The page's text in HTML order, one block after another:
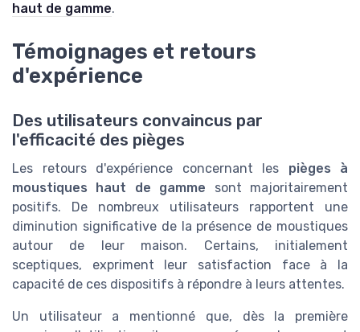
haut de gamme.
Témoignages et retours
d'expérience
Des utilisateurs convaincus par
l'efficacité des pièges
Les retours d'expérience concernant les pièges à
moustiques haut de gamme sont majoritairement
positifs. De nombreux utilisateurs rapportent une
diminution significative de la présence de moustiques
autour de leur maison. Certains, initialement
sceptiques, expriment leur satisfaction face à la
capacité de ces dispositifs à répondre à leurs attentes.
Un utilisateur a mentionné que, dès la première